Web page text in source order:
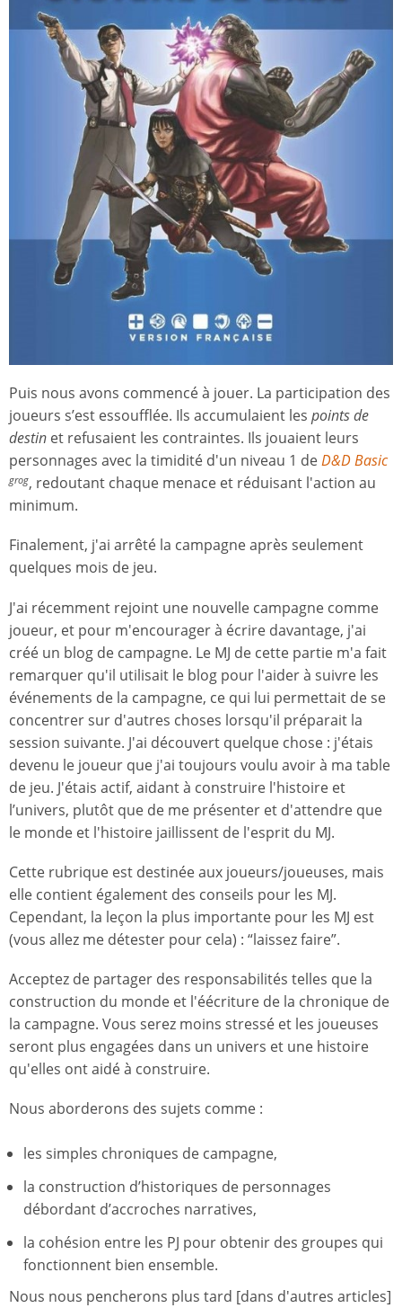
Puis nous avons commencé à jouer. La participation des
joueurs s’est essoufflée. Ils accumulaient les points de
destin et refusaient les contraintes. Ils jouaient leurs
personnages avec la timidité d'un niveau 1 deD&D Basic
grog, redoutant chaque menace et réduisant l'action au
minimum.
Finalement, j'ai arrêté la campagne après seulement
quelques mois de jeu.
J'ai récemment rejoint une nouvelle campagne comme
joueur, et pour m'encourager à écrire davantage, j'ai
créé un blog de campagne. Le MJ de cette partie m'a fait
remarquer qu'il utilisait le blog pour l'aider à suivre les
événements de la campagne, ce qui lui permettait de se
concentrer sur d'autres choses lorsqu'il préparait la
session suivante. J'ai découvert quelque chose : j'étais
devenu le joueur que j'ai toujours voulu avoir à ma table
de jeu. J'étais actif, aidant à construire l'histoire et
l’univers, plutôt que de me présenter et d'attendre que
le monde et l'histoire jaillissent de l'esprit du MJ.
Cette rubrique est destinée aux joueurs/joueuses, mais
elle contient également des conseils pour les MJ.
Cependant, la leçon la plus importante pour les MJ est
(vous allez me détester pour cela) : “laissez faire”.
Acceptez de partager des responsabilités telles que la
construction du monde et l'éécriture de la chronique de
la campagne. Vous serez moins stressé et les joueuses
seront plus engagées dans un univers et une histoire
qu'elles ont aidé à construire.
Nous aborderons des sujets comme :
les simples chroniques de campagne,
la construction d’historiques de personnages
débordant d’accroches narratives,
la cohésion entre les PJ pour obtenir des groupes qui
fonctionnent bien ensemble.
Nous nous pencherons plus tard [dans d'autres articles]